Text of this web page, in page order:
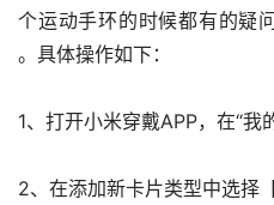
个运动手环的时候都有的疑
。具体操作如下：
1、打开小米穿戴APP，在“我
2、在添加新卡片类型中选择